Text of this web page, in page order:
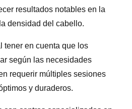
resultados notables en la
densidad del cabello.
tener en cuenta que los
según las necesidades
requerir múltiples sesiones
y duraderos.